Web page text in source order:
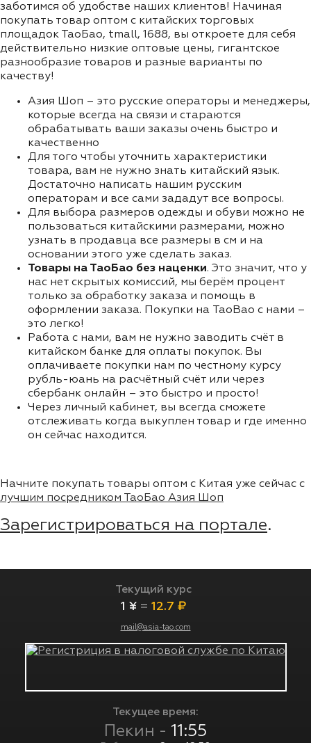
заботимся об удобстве наших клиентов! Начиная
покупать товар оптом с китайских торговых
площадок ТаоБао, tmall, 1688, вы откроете для себя
действительно низкие оптовые цены, гигантское
разнообразие товаров и разные варианты по
качеству!
Азия Шоп – это русские операторы и менеджеры,
которые всегда на связи и стараются
обрабатывать ваши заказы очень быстро и
качественно
Для того чтобы уточнить характеристики
товара, вам не нужно знать китайский язык.
Достаточно написать нашим русским
операторам и все сами зададут все вопросы.
Для выбора размеров одежды и обуви можно не
пользоваться китайскими размерами, можно
узнать в продавца все размеры в см и на
основании этого уже сделать заказ.
Товары на ТаоБао без наценки. Это значит, что у
нас нет скрытых комиссий, мы берём процент
только за обработку заказа и помощь в
оформлении заказа. Покупки на TaoBao с нами –
это легко!
Работа с нами, вам не нужно заводить счёт в
китайском банке для оплаты покупок. Вы
оплачиваете покупки нам по честному курсу
рубль-юань на расчётный счёт или через
сбербанк онлайн – это быстро и просто!
Через личный кабинет, вы всегда сможете
отслеживать когда выкуплен товар и где именно
он сейчас находится.
Начните покупать товары оптом с Китая уже сейчас с
лучшим посредником ТаоБао Азия Шоп
Зарегистрироваться на портале.
Текущий курс
1 ¥ = 12.7 ₽
mail@asia-tao.com
Текущее время:
Пекин - 11:55